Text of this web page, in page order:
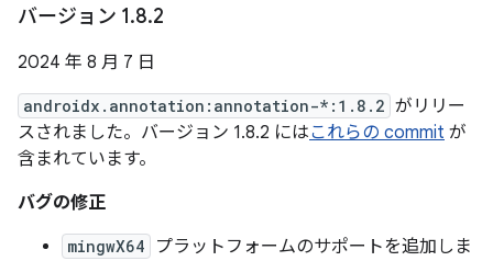
バージョン 1.8.2
2024 年 8 月 7 日
androidx.annotation:annotation-*:1.8.2 がリリー
スされました。バージョン 1.8.2 にはこれらの commit が
含まれています。
バグの修正
mingwX64
プラットフォームのサポートを追加しま